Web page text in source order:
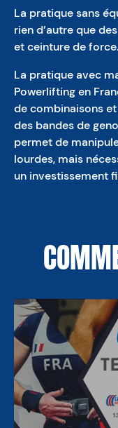
La pratique sans
rien d’autre que
et ceinture de force.
La pratique avec
Powerlifting en
de combinaisons
des bandes de
permet de
lourdes, mais
un investissement